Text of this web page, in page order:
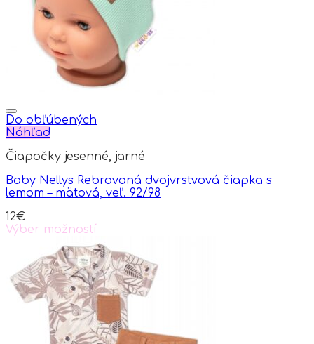
Do obľúbených
Náhľad
Čiapočky jesenné, jarné
Baby Nellys Rebrovaná dvojvrstvová čiapka s
lemom – mätová, veľ. 92/98
12€
Výber možností
product
has
multiple
variants.
The